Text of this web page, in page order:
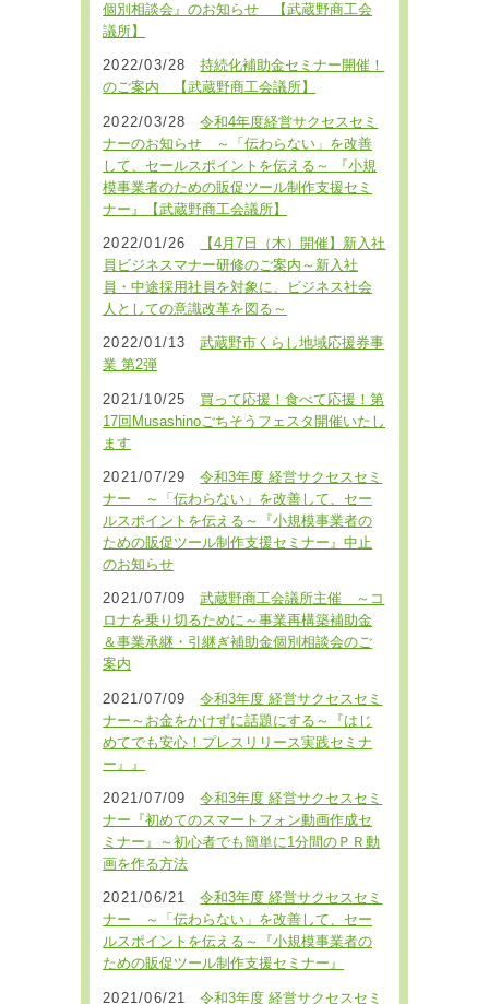
個別相談会』のお知らせ 【武蔵野商工会
議所】
2022/03/28
持続化補助金セミナー開催！
のご案内 【武蔵野商工会議所】
2022/03/28
令和4年度経営サクセスセミ
ナーのお知らせ ～「伝わらない」を改善
して、セールスポイントを伝える～ 『小規
模事業者のための販促ツール制作支援セミ
ナー』【武蔵野商工会議所】
2022/01/26
【4月7日（木）開催】新入社
員ビジネスマナー研修のご案内～新入社
員・中途採用社員を対象に、ビジネス社会
人としての意識改革を図る～
2022/01/13
武蔵野市くらし地域応援券事
業 第2弾
2021/10/25
買って応援！食べて応援！第
17回Musashinoごちそうフェスタ開催いたし
ます
2021/07/29
令和3年度 経営サクセスセミ
ナー ～「伝わらない」を改善して、セー
ルスポイントを伝える～『小規模事業者の
ための販促ツール制作支援セミナー』中止
のお知らせ
2021/07/09
武蔵野商工会議所主催 ～コ
ロナを乗り切るために～事業再構築補助金
＆事業承継・引継ぎ補助金個別相談会のご
案内
2021/07/09
令和3年度 経営サクセスセミ
ナー～お金をかけずに話題にする～『はじ
めてでも安心！プレスリリース実践セミナ
ー』』
2021/07/09
令和3年度 経営サクセスセミ
ナー『初めてのスマートフォン動画作成セ
ミナー』～初心者でも簡単に1分間のＰＲ動
画を作る方法
2021/06/21
令和3年度 経営サクセスセミ
ナー ～「伝わらない」を改善して、セー
ルスポイントを伝える～『小規模事業者の
ための販促ツール制作支援セミナー』
2021/06/21 令和3年度 経営サクセスセミ